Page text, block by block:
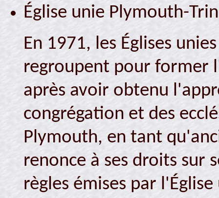
Église unie Plymouth-
En 1971, les Églises
regroupent pour former
après avoir obtenu
congrégation et des
Plymouth, en tant
renonce à ses droits sur
règles émises par